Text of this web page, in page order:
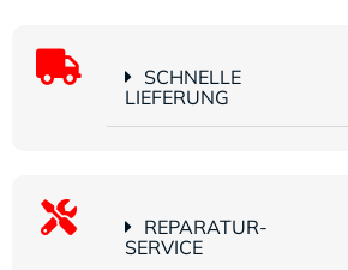
SCHNELLE
LIEFERUNG
REPARATUR-
SERVICE